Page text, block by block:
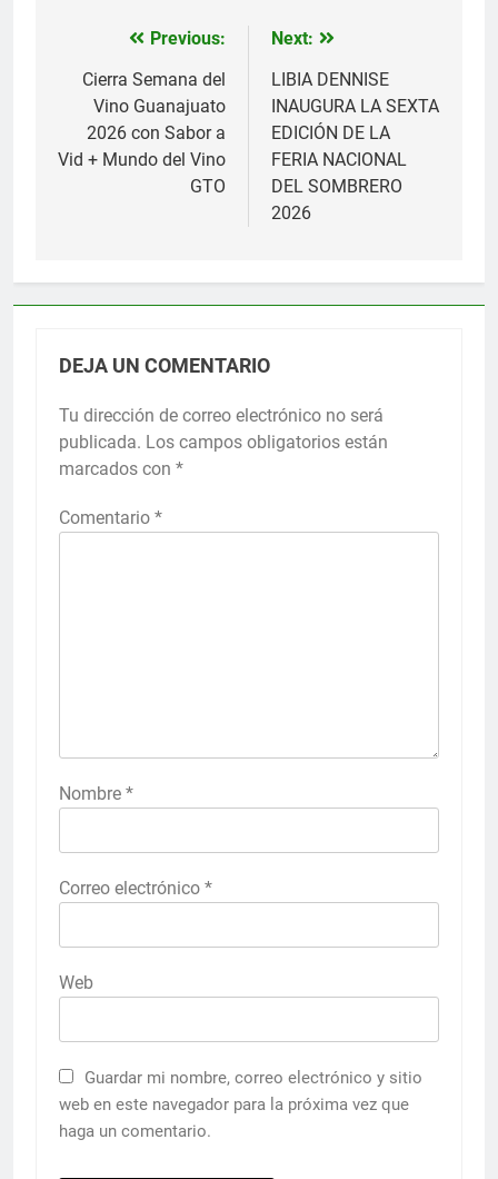
Navegación
de
entradas
Previous:
Cierra Semana del
Vino Guanajuato
2026 con Sabor a
Vid + Mundo del Vino
GTO
Next:
LIBIA DENNISE
INAUGURA LA SEXTA
EDICIÓN DE LA
FERIA NACIONAL
DEL SOMBRERO
2026
DEJA UN COMENTARIO
Tu dirección de correo electrónico no será
publicada. Los campos obligatorios están
marcados con *
Comentario *
Nombre *
Correo electrónico *
Web
Guardar mi nombre, correo electrónico y sitio
web en este navegador para la próxima vez que
haga un comentario.